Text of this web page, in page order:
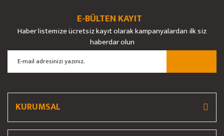
Yorum Yaz
Ürün resmi kalitesiz, bozuk veya görüntülenemiyor.
Ürün açıklamasında eksik bilgiler bulunuyor.
Ürün bilgilerinde hatalar bulunuyor.
Ürün fiyatı diğer sitelerden daha pahalı.
E-BÜLTEN KAYIT
Haber listemize ücretsiz kayıt olarak kampanyalardan ilk siz
haberdar olun
KURUMSAL